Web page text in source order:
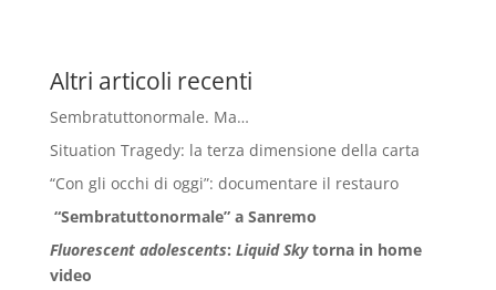
Altri articoli recenti
Sembratuttonormale. Ma…
Situation Tragedy: la terza dimensione della carta
“Con gli occhi di oggi”: documentare il restauro
“Sembratuttonormale” a Sanremo
Fluorescent adolescents: Liquid Skytorna in home
video